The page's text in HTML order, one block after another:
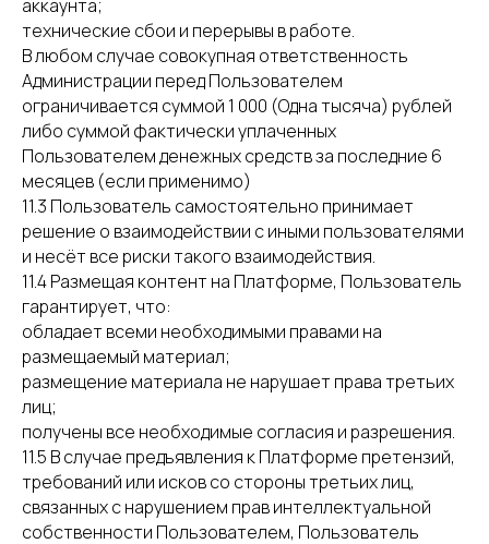
аккаунта;
технические сбои и перерывы в работе.
В любом случае совокупная ответственность
Администрации перед Пользователем
ограничивается суммой 1 000 (Одна тысяча) рублей
либо суммой фактически уплаченных
Пользователем денежных средств за последние 6
месяцев (если применимо)
11.3 Пользователь самостоятельно принимает
решение о взаимодействии с иными пользователями
и несёт все риски такого взаимодействия.
11.4 Размещая контент на Платформе, Пользователь
гарантирует, что:
обладает всеми необходимыми правами на
размещаемый материал;
размещение материала не нарушает права третьих
лиц;
получены все необходимые согласия и разрешения.
11.5 В случае предъявления к Платформе претензий,
требований или исков со стороны третьих лиц,
связанных с нарушением прав интеллектуальной
собственности Пользователем, Пользователь